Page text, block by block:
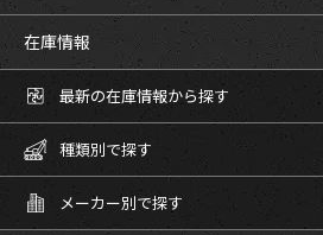
在庫情報
最新の在庫情報から探す
種類別で探す
メーカー別で探す